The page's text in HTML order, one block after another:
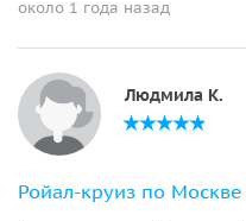
около 1 года назад
Людмила К.